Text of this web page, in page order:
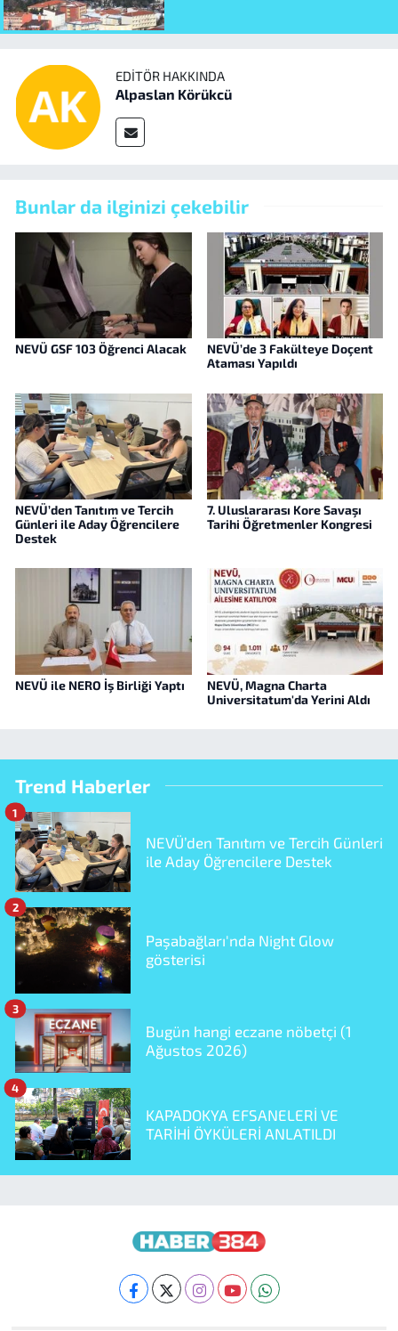
EDITÖR HAKKINDA
Alpaslan Körükcü
Bunlar da ilginizi çekebilir
NEVÜ GSF 103 Öğrenci Alacak
NEVÜ’de 3 Fakülteye Doçent
Ataması Yapıldı
NEVÜ’den Tanıtım ve Tercih
Günleri ile Aday Öğrencilere
Destek
7. Uluslararası Kore Savaşı
Tarihi Öğretmenler Kongresi
NEVÜ ile NERO İş Birliği Yaptı
NEVÜ, Magna Charta
Universitatum'da Yerini Aldı
Trend Haberler
NEVÜ’den Tanıtım ve Tercih Günleri
ile Aday Öğrencilere Destek
1
Paşabağları'nda Night Glow
gösterisi
2
Bugün hangi eczane nöbetçi (1
Ağustos 2026)
3
KAPADOKYA EFSANELERİ VE
TARİHİ ÖYKÜLERİ ANLATILDI
4